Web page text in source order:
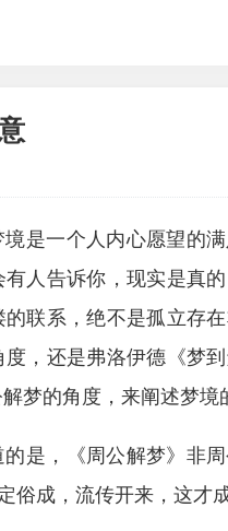
是一个人内心愿望的
人告诉你，现实是真
联系，绝不是孤立存
，还是弗洛伊德《梦
梦的角度，来阐述梦境
的是，《周公解梦》非
俗成，流传开来，这才